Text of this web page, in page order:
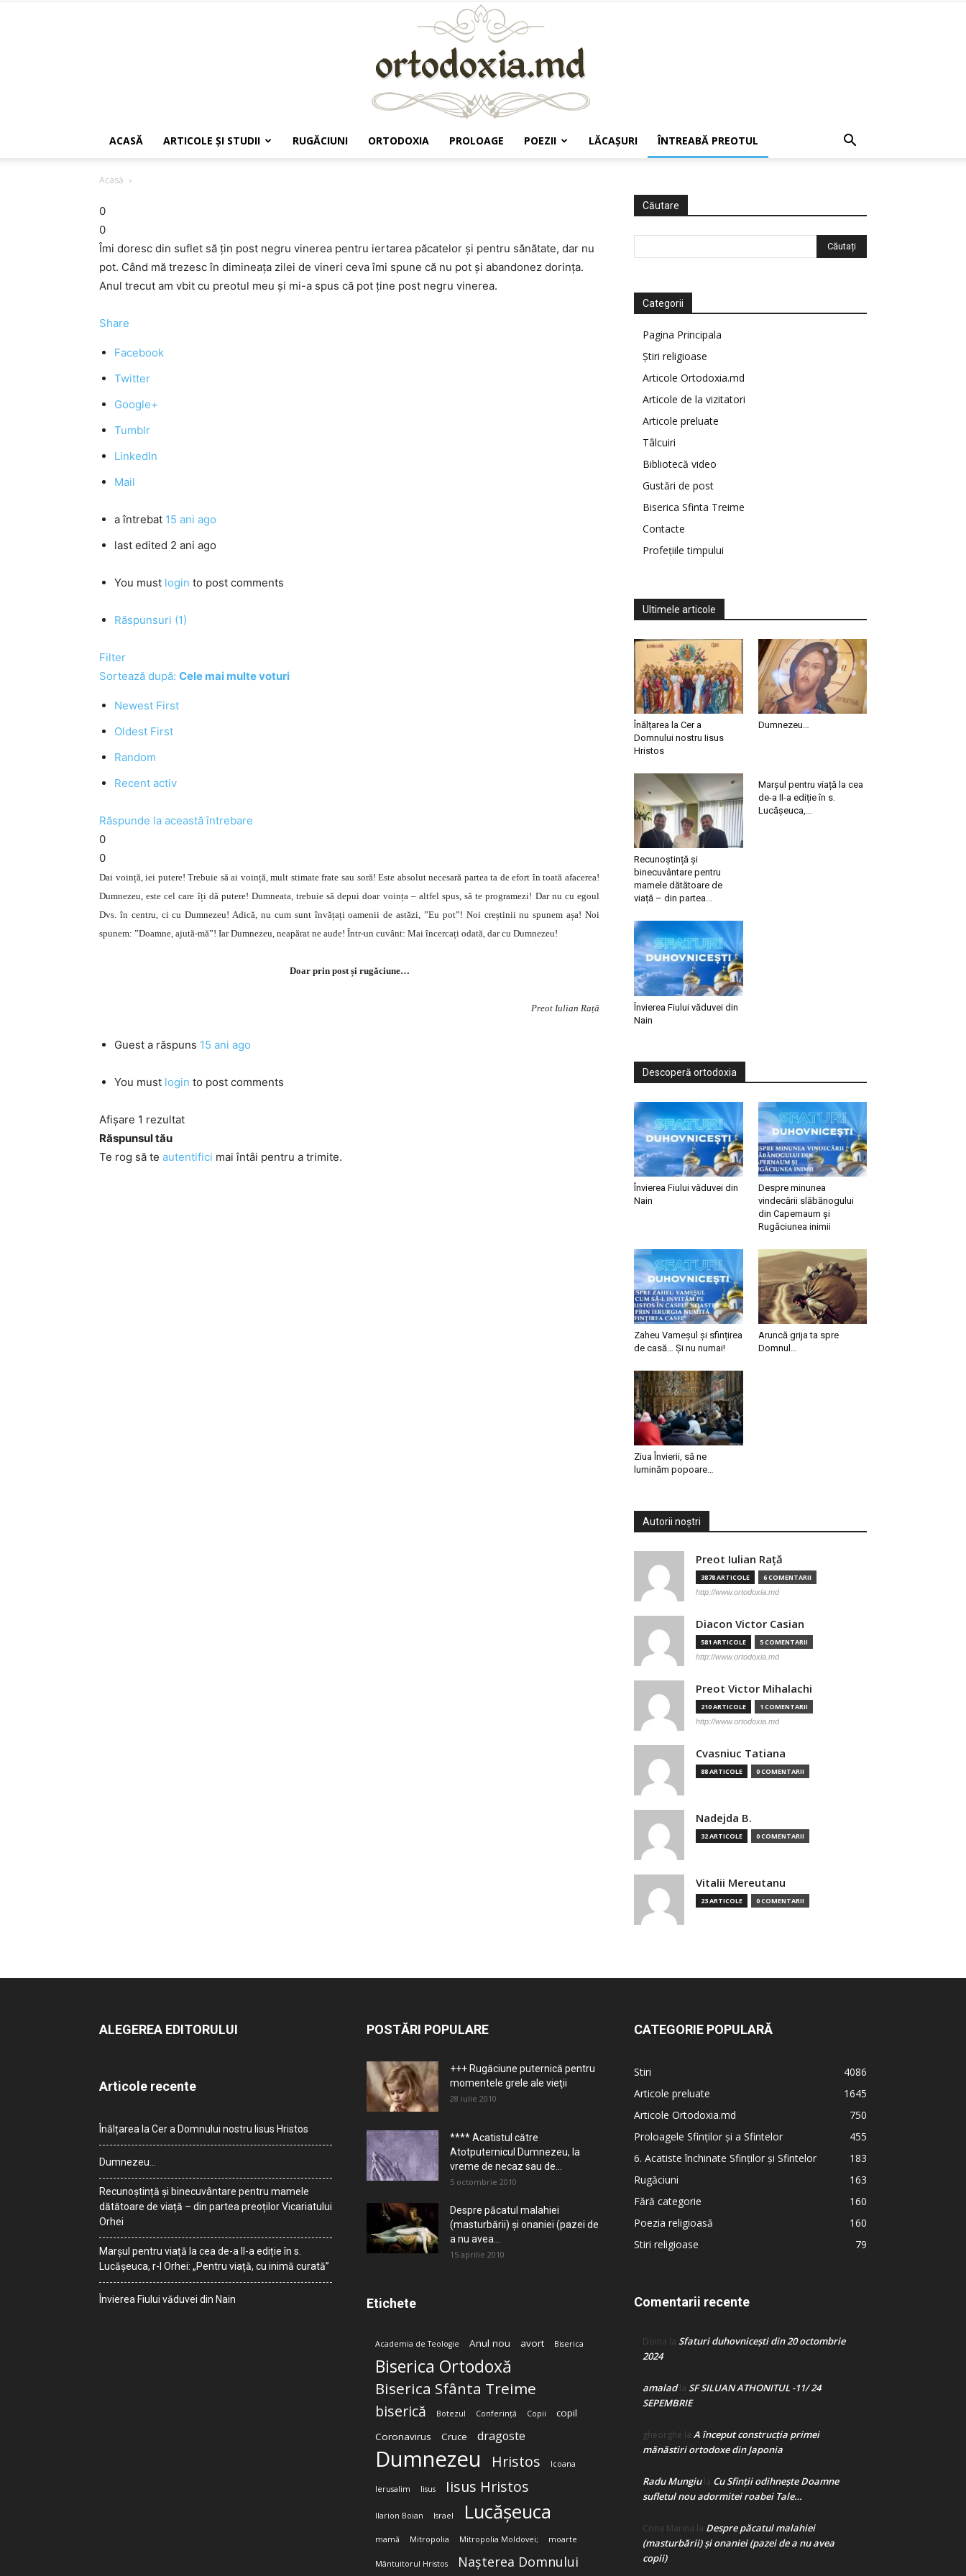
ACASĂ ARTICOLE ŞI STUDII RUGĂCIUNI ORTODOXIA PROLOAGE POEZII LĂCAŞURI ÎNTREABĂ PREOTUL
Acasă
0
0
Îmi doresc din suflet să ţin post negru vinerea pentru iertarea păcatelor şi pentru sănătate, dar nu
pot. Când mă trezesc în dimineaţa zilei de vineri ceva îmi spune că nu pot şi abandonez dorinţa.
Anul trecut am vbit cu preotul meu şi mi-a spus că pot ţine post negru vinerea.
Share
Facebook
Twitter
Google+
Tumblr
LinkedIn
Mail
a întrebat 15 ani ago
last edited 2 ani ago
You must login to post comments
Răspunsuri (1)
Filter
Sortează după: Cele mai multe voturi
Newest First
Oldest First
Random
Recent activ
Răspunde la această întrebare
0
0
Dai voință, iei putere! Trebuie să ai voință, mult stimate frate sau soră! Este absolut necesară partea ta de efort în toată afacerea!
Dumnezeu, este cel care îți dă putere! Dumneata, trebuie să depui doar voința – altfel spus, să te programezi! Dar nu cu egoul
Dvs. în centru, ci cu Dumnezeu! Adică, nu cum sunt învățați oamenii de astăzi, ”Eu pot”! Noi creștinii nu spunem așa! Noi
spunem: ”Doamne, ajută-mă”! Iar Dumnezeu, neapărat ne aude! Într-un cuvânt: Mai încercați odată, dar cu Dumnezeu!
Doar prin post și rugăciune…
Preot Iulian Rață
Guest a răspuns 15 ani ago
You must login to post comments
Afișare 1 rezultat
Răspunsul tău
Te rog să te autentifici mai întâi pentru a trimite.
Căutare
Categorii
Pagina Principala
Știri religioase
Articole Ortodoxia.md
Articole de la vizitatori
Articole preluate
Tâlcuiri
Bibliotecă video
Gustări de post
Biserica Sfinta Treime
Contacte
Profețiile timpului
Ultimele articole
Înălțarea la Cer a
Domnului nostru Iisus
Hristos
Dumnezeu…
Recunoștință și
binecuvântare pentru
mamele dătătoare de
viață – din partea...
Marșul pentru viață la cea
de-a II-a ediție în s.
Lucășeuca,...
Învierea Fiului văduvei din
Nain
Descoperă ortodoxia
Învierea Fiului văduvei din
Nain
Despre minunea
vindecării slăbănogului
din Capernaum și
Rugăciunea inimii
Zaheu Vameșul și sfințirea
de casă… Și nu numai!
Aruncă grija ta spre
Domnul…
Ziua Învierii, să ne
luminăm popoare…
Autorii noștri
Preot Iulian Raţă
3878 ARTICOLE 6 COMENTARII
http://www.ortodoxia.md
Diacon Victor Casian
581 ARTICOLE 5 COMENTARII
http://www.ortodoxia.md
Preot Victor Mihalachi
210 ARTICOLE 1 COMENTARII
http://www.ortodoxia.md
Cvasniuc Tatiana
88 ARTICOLE 0 COMENTARII
Nadejda B.
32 ARTICOLE 0 COMENTARII
Vitalii Mereutanu
23 ARTICOLE 0 COMENTARII
ALEGEREA EDITORULUI
Articole recente
Înălțarea la Cer a Domnului nostru Iisus Hristos
Dumnezeu…
Recunoștință și binecuvântare pentru mamele
dătătoare de viață – din partea preoților Vicariatului
Orhei
Marșul pentru viață la cea de-a II-a ediție în s.
Lucășeuca, r-l Orhei: „Pentru viață, cu inimă curată”
Învierea Fiului văduvei din Nain
POSTĂRI POPULARE
+++ Rugăciune puternică pentru
momentele grele ale vieţii
28 iulie 2010
**** Acatistul către
Atotputernicul Dumnezeu, la
vreme de necaz sau de...
5 octombrie 2010
Despre păcatul malahiei
(masturbării) şi onaniei (pazei de
a nu avea...
15 aprilie 2010
Etichete
Academia de Teologie Anul nou avort Biserica
Biserica Ortodoxă
Biserica Sfânta Treime
biserică Botezul Conferință Copii
copil
Coronavirus
Cruce dragoste
Dumnezeu Hristos Icoana
Ierusalim Iisus Iisus Hristos
Ilarion Boian Israel Lucășeuca
mamă Mitropolia Mitropolia Moldovei; moarte
Mântuitorul Hristos Nașterea Domnului
CATEGORIE POPULARĂ
Stiri
4086
Articole preluate
1645
Articole Ortodoxia.md
750
Proloagele Sfinților și a Sfintelor
455
6. Acatiste închinate Sfinților și Sfintelor
183
Rugăciuni
163
Fără categorie
160
Poezia religioasă
160
Stiri religioase
79
Comentarii recente
Doina la Sfaturi duhovnicești din 20 octombrie
2024
amaladla SF SILUAN ATHONITUL -11/ 24
SEPEMBRIE
gheorghe la A început construcţia primei
mănăstiri ortodoxe din Japonia
Radu Mungiula Cu Sfinții odihnește Doamne
sufletul nou adormitei roabei Tale…
Crina Marina la Despre păcatul malahiei
(masturbării) şi onaniei (pazei de a nu avea
copii)